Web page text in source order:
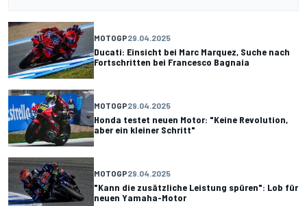
MOTOGP29.04.2025
Ducati: Einsicht bei Marc Marquez, Suche nach
Fortschritten bei Francesco Bagnaia
MOTOGP29.04.2025
Honda testet neuen Motor: "Keine Revolution,
aber ein kleiner Schritt"
MOTOGP29.04.2025
"Kann die zusätzliche Leistung spüren": Lob für
neuen Yamaha-Motor